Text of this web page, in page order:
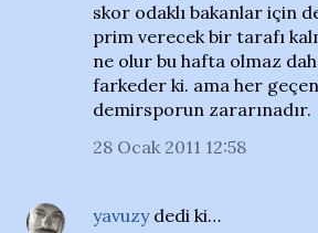
skor odaklı bakanlar için
prim verecek bir tarafı
ne olur bu hafta olmaz
farkeder ki. ama her
demirsporun zararınadır.
28 Ocak 2011 12:58
yavuzydedi ki…